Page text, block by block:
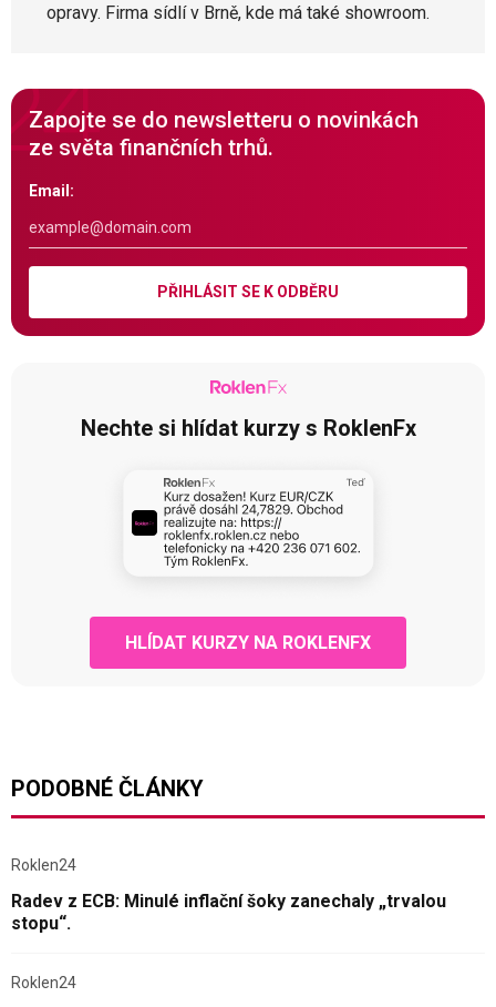
opravy. Firma sídlí v Brně, kde má také showroom.
Zapojte se do newsletteru o novinkách
ze světa finančních trhů.
Email:
PŘIHLÁSIT SE K ODBĚRU
Nechte si hlídat kurzy s RoklenFx
HLÍDAT KURZY NA ROKLENFX
PODOBNÉ ČLÁNKY
Roklen24
Radev z ECB: Minulé inflační šoky zanechaly „trvalou
stopu“.
Roklen24